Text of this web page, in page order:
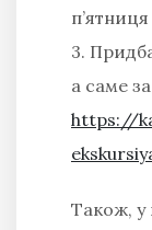
3.
а саме
https://
Також, у